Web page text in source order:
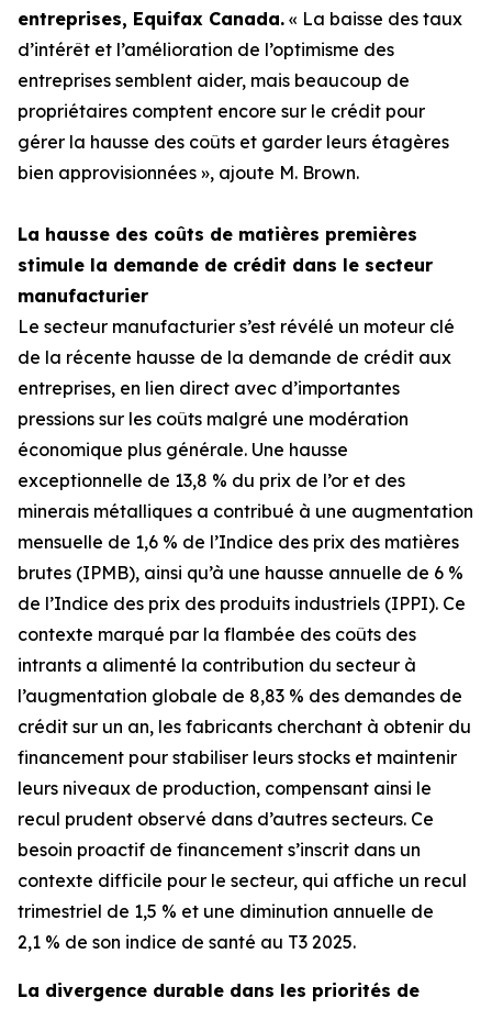
entreprises, Equifax Canada. « La baisse des taux
d’intérêt et l’amélioration de l’optimisme des
entreprises semblent aider, mais beaucoup de
propriétaires comptent encore sur le crédit pour
gérer la hausse des coûts et garder leurs étagères
bien approvisionnées », ajoute M. Brown.
La hausse des coûts de matières premières
stimule la demande de crédit dans le secteur
manufacturier
Le secteur manufacturier s’est révélé un moteur clé
de la récente hausse de la demande de crédit aux
entreprises, en lien direct avec d’importantes
pressions sur les coûts malgré une modération
économique plus générale. Une hausse
exceptionnelle de 13,8 % du prix de l’or et des
minerais métalliques a contribué à une augmentation
mensuelle de 1,6 % de l’Indice des prix des matières
brutes (IPMB), ainsi qu’à une hausse annuelle de 6 %
de l’Indice des prix des produits industriels (IPPI). Ce
contexte marqué par la flambée des coûts des
intrants a alimenté la contribution du secteur à
l’augmentation globale de 8,83 % des demandes de
crédit sur un an, les fabricants cherchant à obtenir du
financement pour stabiliser leurs stocks et maintenir
leurs niveaux de production, compensant ainsi le
recul prudent observé dans d’autres secteurs. Ce
besoin proactif de financement s’inscrit dans un
contexte difficile pour le secteur, qui affiche un recul
trimestriel de 1,5 % et une diminution annuelle de
2,1 % de son indice de santé au T3 2025.
La divergence durable dans les priorités de